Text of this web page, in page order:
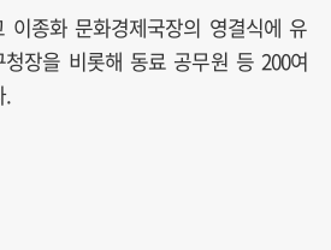
이종화 문화경제국장의 영결식에 유
장을 비롯해 동료 공무원 등 200여
.